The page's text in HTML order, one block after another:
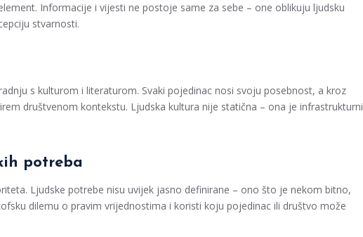
Informacije i vijesti ne postoje same za sebe – one oblikuju ljudsku
stvarnosti.
s kulturom i literaturom. Svaki pojedinac nosi svoju posebnost, a kroz
društvenom kontekstu. Ljudska kultura nije statična – ona je infrastrukturni
potreba
Ljudske potrebe nisu uvijek jasno definirane – ono što je nekom bitno,
dilemu o pravim vrijednostima i koristi koju pojedinac ili društvo može